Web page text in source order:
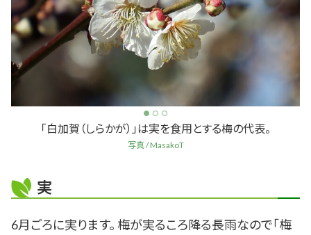
「白加賀（しらかが）」は実を食用とする梅の代表。
写真 / MasakoT
実
6月ごろに実ります。 梅が実るころ降る長雨なので「梅